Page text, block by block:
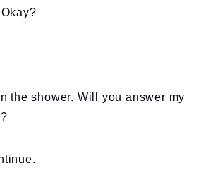
the shower. Will you answer my